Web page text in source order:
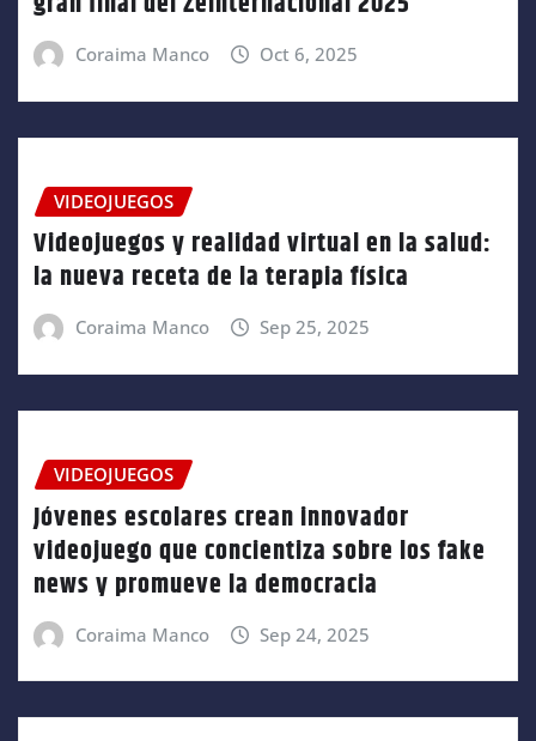
Coraima Manco Oct 6, 2025
VIDEOJUEGOS
Videojuegos y realidad virtual en la salud:
la nueva receta de la terapia física
Coraima Manco Sep 25, 2025
VIDEOJUEGOS
Jóvenes escolares crean innovador
videojuego que concientiza sobre los fake
news y promueve la democracia
Coraima Manco Sep 24, 2025